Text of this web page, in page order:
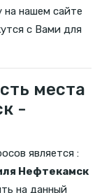
на нашем сайте
с Вами для
места
-
является :
Нефтекамск
на данный